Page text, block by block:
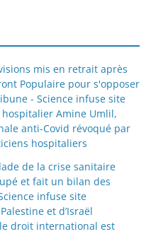
mis en retrait après
Populaire pour s'opposer
- Science infuse site
Amine Umlil,
anti-Covid révoqué par
hospitaliers
de la crise sanitaire
et fait un bilan des
infuse site
et d’Israël
droit international est